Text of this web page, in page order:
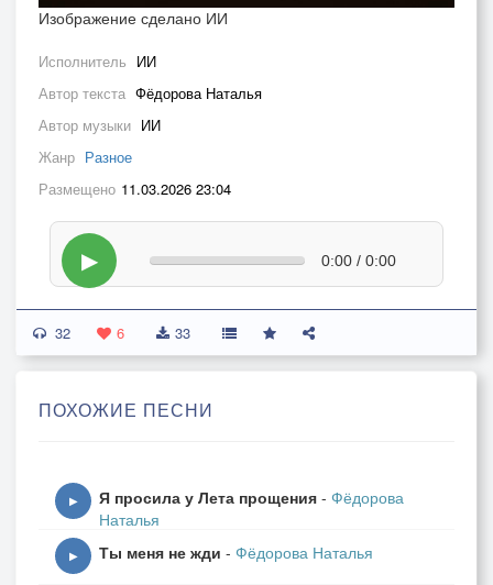
Изображение сделано ИИ
Исполнитель ИИ
Автор текста Фёдорова Наталья
Автор музыки ИИ
Жанр Разное
Размещено 11.03.2026 23:04
▶ 0:00 / 0:00
32 6 33
ПОХОЖИЕ ПЕСНИ
▶ Я просила у Лета прощения - Фёдорова
Наталья
▶ Ты меня не жди - Фёдорова Наталья